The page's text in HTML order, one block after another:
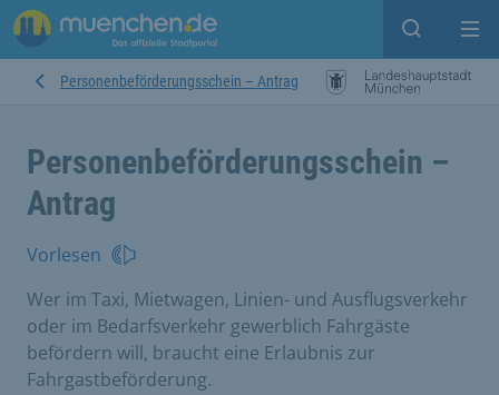
Suche
Personenbeförderungsschein – Antrag
Personenbeförderungsschein –
Antrag
Vorlesen
Wer im Taxi, Mietwagen, Linien- und Ausflugsverkehr
oder im Bedarfsverkehr gewerblich Fahrgäste
befördern will, braucht eine Erlaubnis zur
Fahrgastbeförderung.